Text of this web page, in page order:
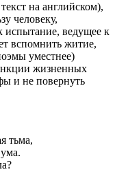
на английском),
человеку,
ведущее к
вспомнить житие,
уместнее)
жизненных
и не повернуть
тьма,